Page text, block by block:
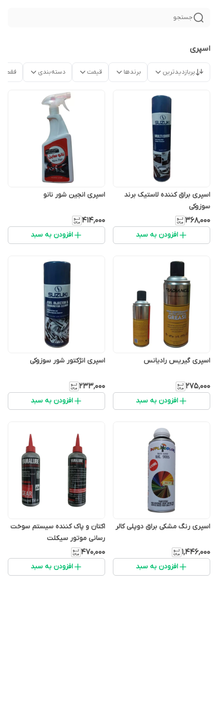
جستجو
اسپری
پربازدیدترین برندها قیمت دسته‌بندی فقط
اسپری براق کننده لاستیک برند
سوزوکی
۳۶۸٬۰۰۰
افزودن به سبد
اسپری انجین شور نانو
۴۱۴٬۰۰۰
افزودن به سبد
اسپری گیریس رادیانس
۲۷۵٬۰۰۰
افزودن به سبد
اسپری انژکتور شور سوزوکی
۲۳۳٬۰۰۰
افزودن به سبد
اسپری رنگ مشکی براق دوپلی کالر
۱٬۴۴۶٬۰۰۰
افزودن به سبد
اکتان و پاک کننده سیستم سوخت
رسانی موتور سیکلت
۴۷۰٬۰۰۰
افزودن به سبد